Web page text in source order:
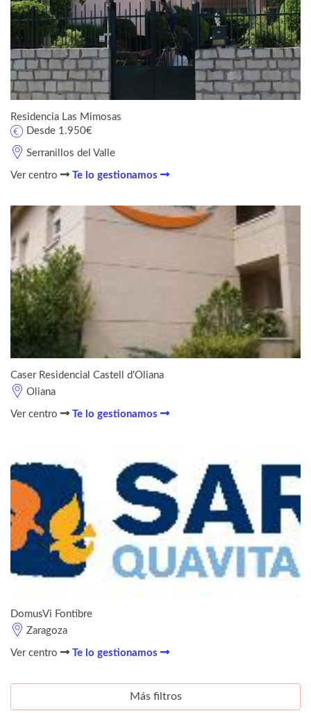
Residencia Las Mimosas
Serranillos del Valle
Desde 1.950€
Ver centro Te lo gestionamos
Caser Residencial Castell d'Oliana
Oliana
Ver centro Te lo gestionamos
DomusVi Fontibre
Zaragoza
Ver centro Te lo gestionamos
Más filtros